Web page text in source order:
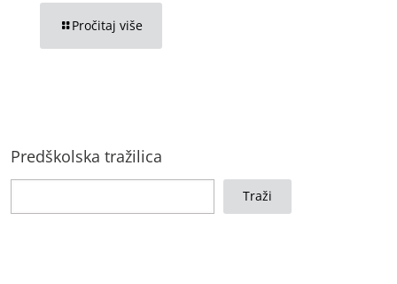
Pročitaj više
Predškolska tražilica
Traži